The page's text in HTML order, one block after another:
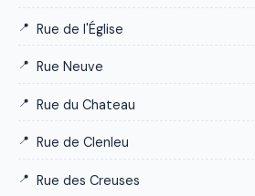
Rue de l'Église
Rue Neuve
Rue du Chateau
Rue de Clenleu
Rue des Creuses